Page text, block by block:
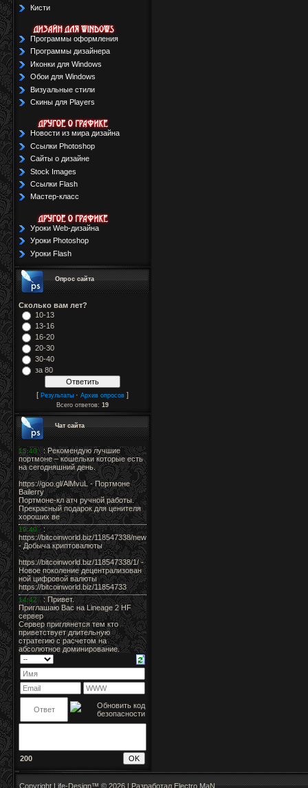
Кисти
Программы оформления
Программы дизайнера
Иконки для Windows
Обои для Windows
Визуальные стили
Скины для Players
Новости из мира дизайна
Ссылки Photoshop
Сайты о дизайне
Stock Images
Ссылки Flash
Мастер-класс
Уроки Web-дизайна
Уроки Photoshop
Уроки Flash
Опрос сайта
Сколько вам лет?
10-13
13-16
16-20
20-30
30-40
за 80
[ Результаты · Архив опросов ]
Всего ответов: 19
Чат сайта
200
Copyright Life-Design™ © 2026 | Разработал Electro MaN